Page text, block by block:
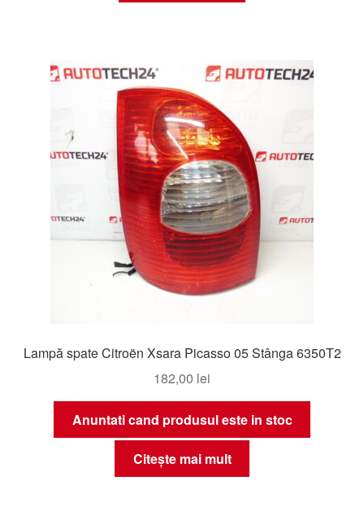
Lampă spate Citroën Xsara Picasso 05 Stânga 6350T2
182,00 lei
Anuntati cand produsul este in stoc
Citește mai mult